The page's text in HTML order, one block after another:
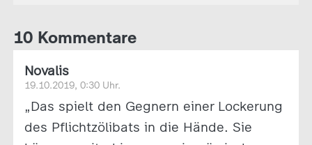
10 Kommentare
Novalis
19.10.2019, 0:30 Uhr.
„Das spielt den Gegnern einer Lockerung
des Pflichtzölibats in die Hände. Sie